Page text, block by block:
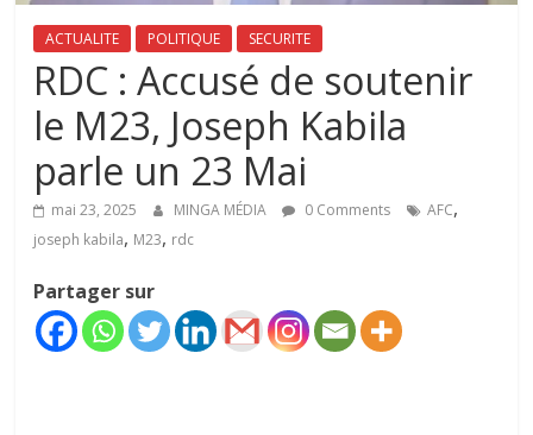
ACTUALITE POLITIQUE SECURITE
‎RDC : Accusé de soutenir
le M23, Joseph Kabila
parle un 23 Mai
mai 23, 2025 MINGA MÉDIA 0 Comments AFC,
joseph kabila, M23, rdc
Partager sur